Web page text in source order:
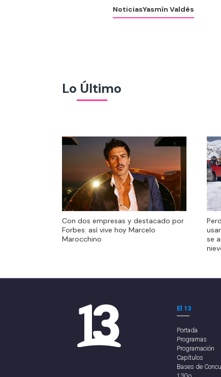
NoticiasYasmín Valdés
Lo Último
Con dos empresas y destacado por
Forbes: así vive hoy Marcelo
Marocchino
se
se
El 13
Portada
Programas
Programación
Capítulos
Bases de